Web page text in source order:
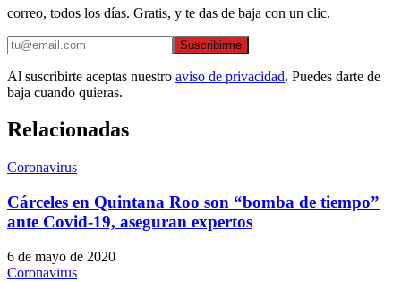
correo, todos los días. Gratis, y te das de baja con un clic.
Suscribirme
Al suscribirte aceptas nuestro aviso de privacidad. Puedes darte de
baja cuando quieras.
Relacionadas
Coronavirus
Cárceles en Quintana Roo son “bomba de tiempo”
ante Covid-19, aseguran expertos
6 de mayo de 2020
Coronavirus